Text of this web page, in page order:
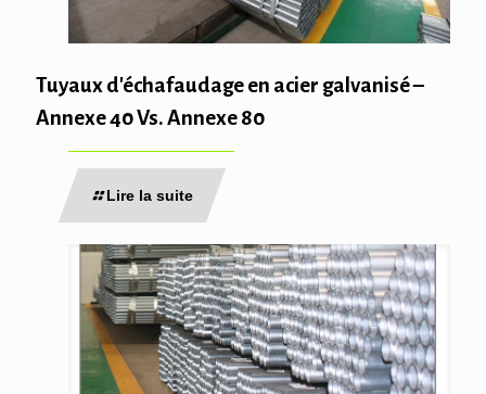
Tuyaux d'échafaudage en acier galvanisé –
Annexe 40 Vs. Annexe 80
Lire la suite